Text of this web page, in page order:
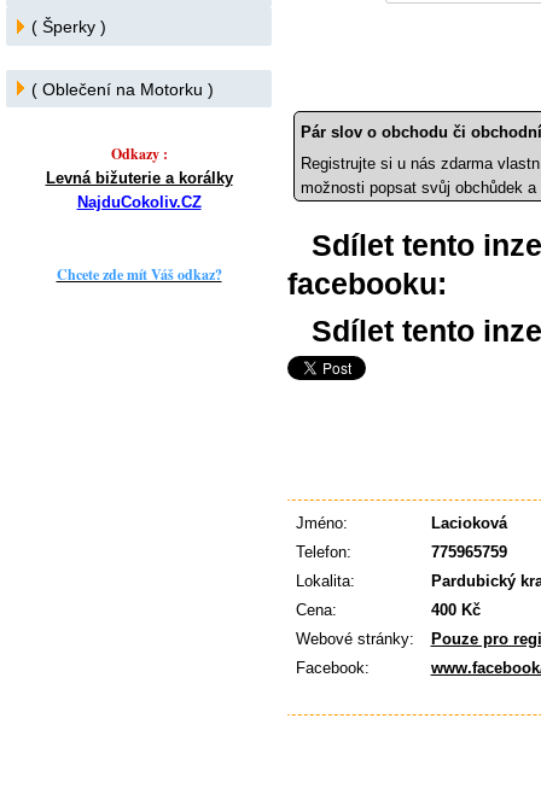
Pár slov o obchodu či
Registrujte si u nás zdarma
možnosti popsat svůj obchůdek
Sdílet tento
facebooku:
Sdílet tento
Jméno:
Lacioková
Telefon:
775965759
Lokalita:
Pardubický
Cena:
400 Kč
Webové stránky:
Pouze pro
Facebook:
( Šperky )
( Oblečení na Motorku )
Odkazy :
Levná bižuterie a korálky
NajduCokoliv.CZ
Chcete zde mít Váš odkaz?